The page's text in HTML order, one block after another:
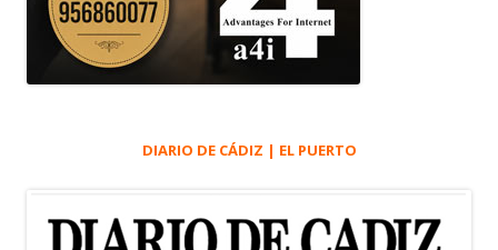
DIARIO DE CÁDIZ | EL PUERTO